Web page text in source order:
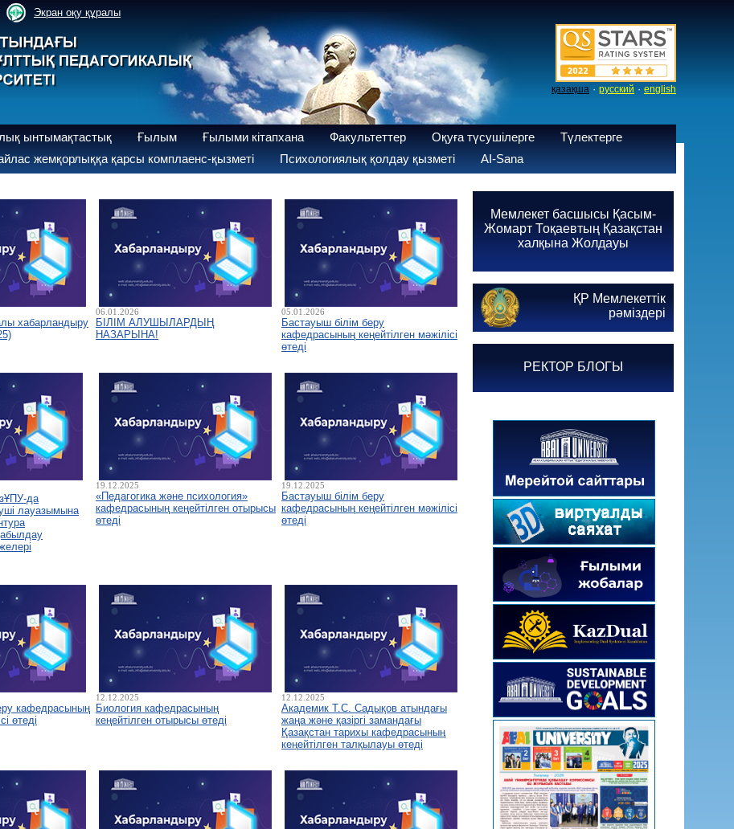
Экран оқу құралы
қазақша · русский · english
ынтымақтастық Ғылым Ғылыми кітапхана Факультеттер Оқуға түсушілерге
Түлектерге
жемқорлыққа қарсы комплаенс-қызметі Психологиялық қолдау қызметі AI-Sana
хабарландыру
06.01.2026
БІЛІМ АЛУШЫЛАРДЫҢ
НАЗАРЫНА!
05.01.2026
Бастауыш білім беру
кафедрасының кеңейтілген мәжілісі
өтеді
да
лауазымына
19.12.2025
«Педагогика және психология»
кафедрасының кеңейтілген отырысы
өтеді
19.12.2025
Бастауыш білім беру
кафедрасының кеңейтілген мәжілісі
өтеді
кафедрасының
өтеді
12.12.2025
Биология кафедрасының
кеңейтілген отырысы өтеді
12.12.2025
Академик Т.С. Садықов атындағы
жаңа және қазіргі замандағы
Қазақстан тарихы кафедрасының
кеңейтілген талқылауы өтеді
Мемлекет басшысы Қасым-
Жомарт Тоқаевтың Қазақстан
халқына Жолдауы
ҚР Мемлекеттік
рәміздері
РЕКТОР БЛОГЫ